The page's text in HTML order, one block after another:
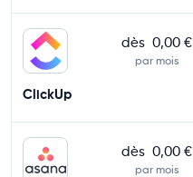
dès 0,00 €
par mois
ClickUp
dès 0,00 €
par mois